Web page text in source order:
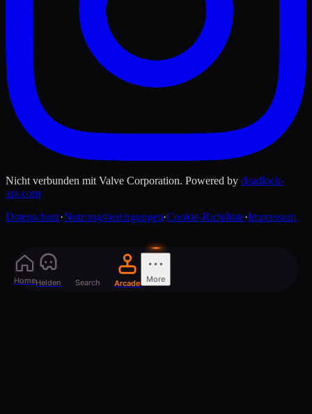
Nicht verbunden mit Valve Corporation. Powered by deadlock-
api.com
Datenschutz·Nutzungsbedingungen·Cookie-Richtlinie·Impressum
HomeHelden Search Arcade More